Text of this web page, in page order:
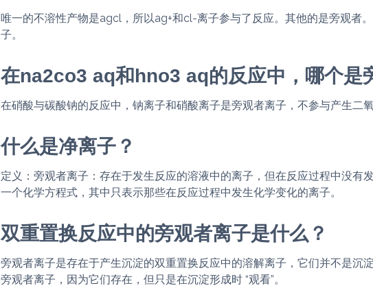
唯一的不溶性产物是agcl，所以ag+和cl-离子参与了反应。其他的是旁观者
子。
在na2co3 aq和hno3 aq的反应中，哪个是
在硝酸与碳酸钠的反应中，钠离子和硝酸离子是旁观者离子，不参与产生二氧
什么是净离子？
定义：旁观者离子：存在于发生反应的溶液中的离子，但在反应过程中没有
一个化学方程式，其中只表示那些在反应过程中发生化学变化的离子。
双重置换反应中的旁观者离子是什么？
旁观者离子是存在于产生沉淀的双重置换反应中的溶解离子，它们并不是沉
旁观者离子，因为它们存在，但只是在沉淀形成时 “观看”。